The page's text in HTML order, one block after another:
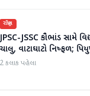
રાષ્ટ્રીય
JPSC-JSSC કૌભાંડ સામે
ચાલુ, વાટાઘાટો નિષ્ફળ;
2 કલાક પહેલા